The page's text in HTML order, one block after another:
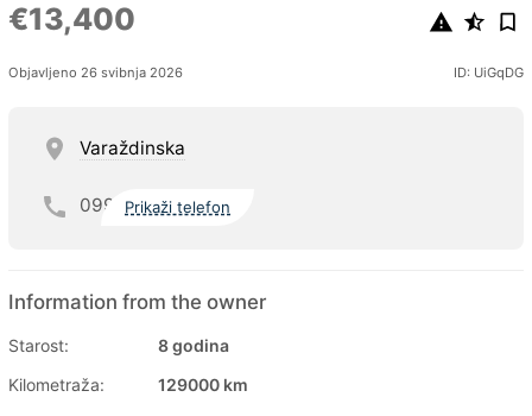
€13,400
Objavljeno 26 svibnja 2026 ID: UiGqDG
Varaždinska
099 Prikaži telefon
Information from the owner
Starost:
8 godina
Kilometraža:
129000 km